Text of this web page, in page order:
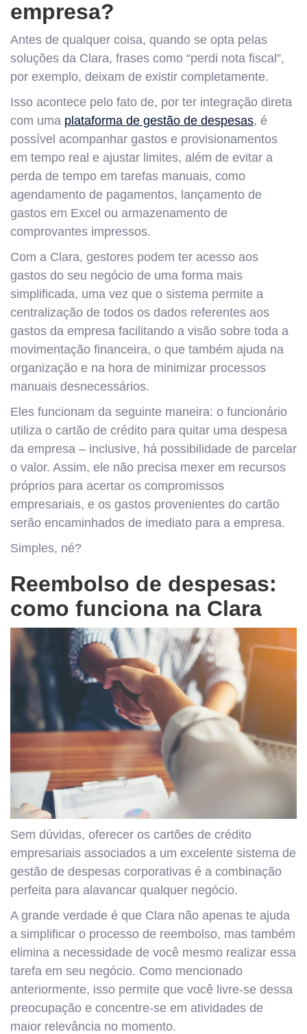
empresa?
Antes de qualquer coisa, quando se opta pelas
soluções da Clara, frases como “perdi nota fiscal”,
por exemplo, deixam de existir completamente.
Isso acontece pelo fato de, por ter integração direta
com uma plataforma de gestão de despesas, é
possível acompanhar gastos e provisionamentos
em tempo real e ajustar limites, além de evitar a
perda de tempo em tarefas manuais, como
agendamento de pagamentos, lançamento de
gastos em Excel ou armazenamento de
comprovantes impressos.
Com a Clara, gestores podem ter acesso aos
gastos do seu negócio de uma forma mais
simplificada, uma vez que o sistema permite a
centralização de todos os dados referentes aos
gastos da empresa facilitando a visão sobre toda a
movimentação financeira, o que também ajuda na
organização e na hora de minimizar processos
manuais desnecessários.
Eles funcionam da seguinte maneira: o funcionário
utiliza o cartão de crédito para quitar uma despesa
da empresa – inclusive, há possibilidade de parcelar
o valor. Assim, ele não precisa mexer em recursos
próprios para acertar os compromissos
empresariais, e os gastos provenientes do cartão
serão encaminhados de imediato para a empresa.
Simples, né?
Reembolso de despesas:
como funciona na Clara
Sem dúvidas, oferecer os cartões de crédito
empresariais associados a um excelente sistema de
gestão de despesas corporativas é a combinação
perfeita para alavancar qualquer negócio.
A grande verdade é que Clara não apenas te ajuda
a simplificar o processo de reembolso, mas também
elimina a necessidade de você mesmo realizar essa
tarefa em seu negócio. Como mencionado
anteriormente, isso permite que você livre-se dessa
preocupação e concentre-se em atividades de
maior relevância no momento.